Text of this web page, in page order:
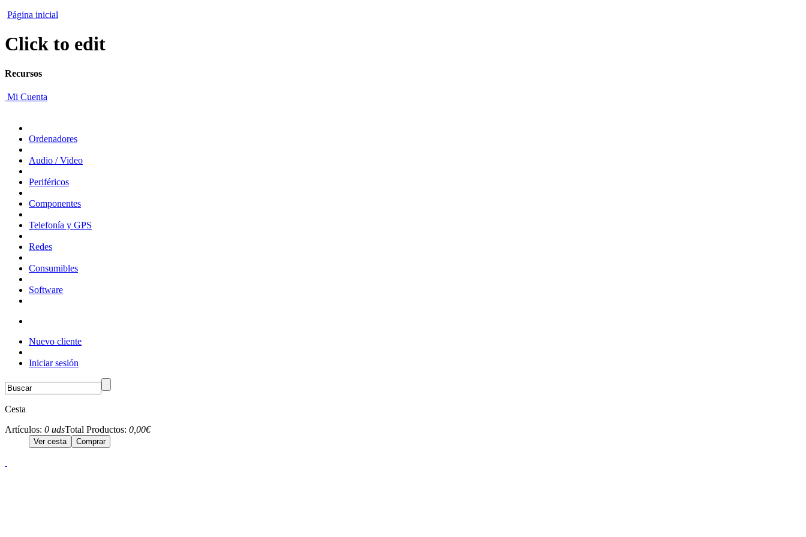
Página inicial
Click to edit
Recursos
Mi Cuenta
Ordenadores
Audio / Video
Periféricos
Componentes
Telefonía y GPS
Redes
Consumibles
Software
Nuevo cliente
Iniciar sesión
Cesta
Artículos: 0 udsTotal Productos: 0,00€